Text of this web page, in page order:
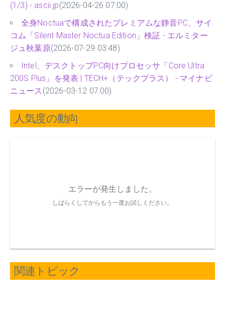
(1/3) - ascii.jp(2026-04-26 07:00)
全身Noctuaで構成されたプレミアムな静音PC、サイ
コム「Silent Master Noctua Edition」検証 - エルミター
ジュ秋葉原(2026-07-29 03:48)
Intel、デスクトップPC向けプロセッサ「Core Ultra
200S Plus」を発表 | TECH+（テックプラス） - マイナビ
ニュース (2026-03-12 07:00)
人気度の動向
関連トピック